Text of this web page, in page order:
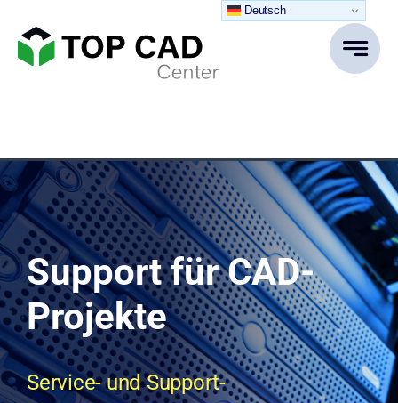
Inhalt
springen
Support für CAD-
Projekte
Service- und Support-
Deutsch